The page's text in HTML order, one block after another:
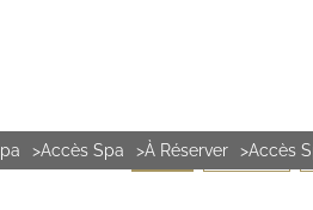
Accès Spa À Réserver Accès
LE SPA LE VISAGE